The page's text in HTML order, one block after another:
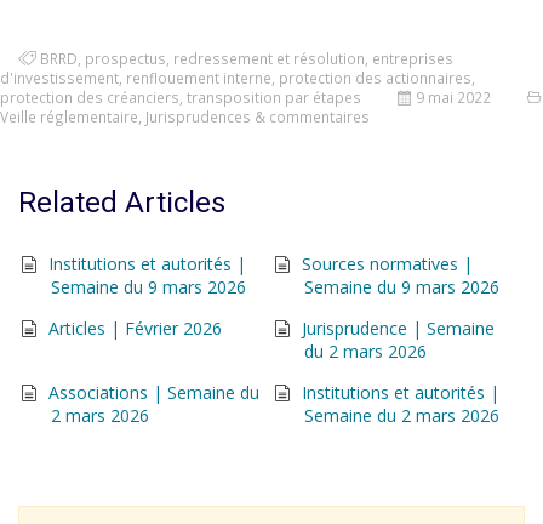
BRRD prospectus redressement et résolution entreprises
d'investissement renflouement interne protection des actionnaires
protection des créanciers transposition par étapes
9 mai 2022
Veille réglementaire Jurisprudences & commentaires
Related Articles
Institutions et autorités |
Semaine du 9 mars 2026
Sources normatives |
Semaine du 9 mars 2026
Articles | Février 2026
Jurisprudence | Semaine
du 2 mars 2026
Associations | Semaine du
2 mars 2026
Institutions et autorités |
Semaine du 2 mars 2026